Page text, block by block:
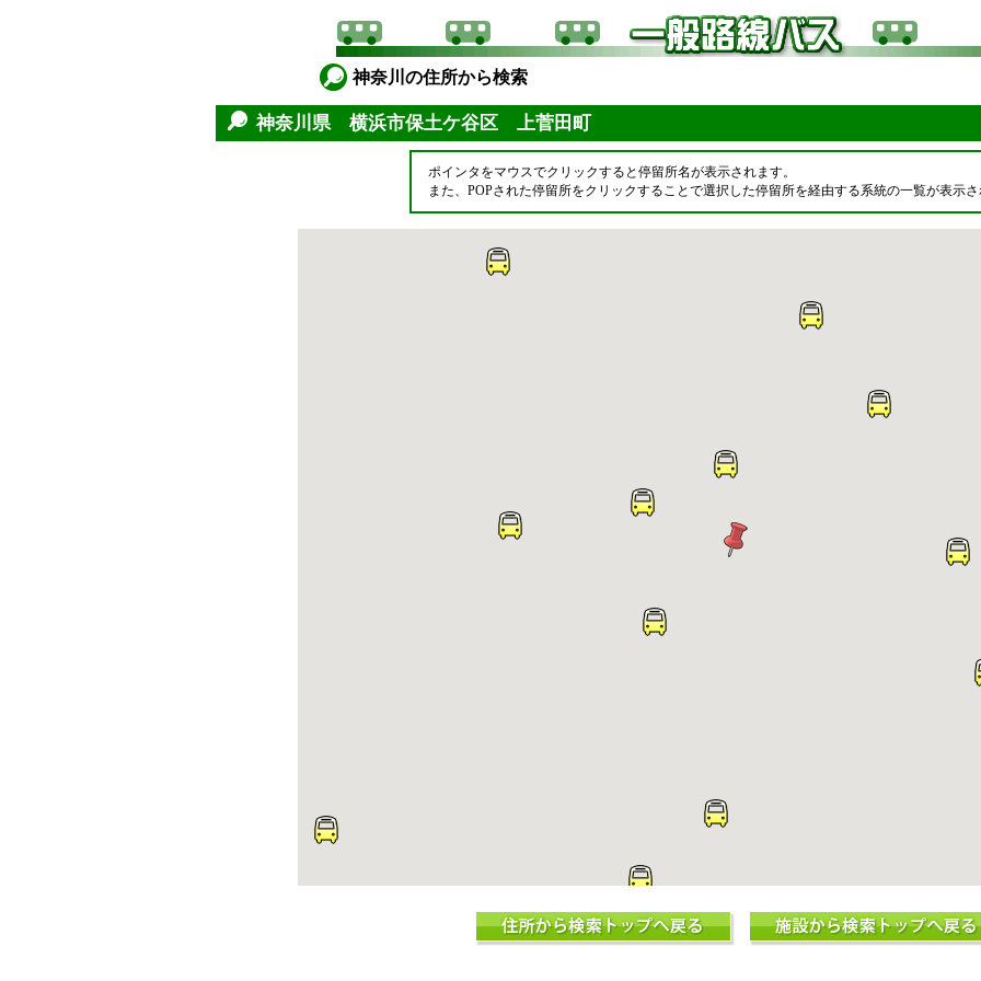
神奈川の住所から検索
神奈川県 横浜市保土ケ谷区 上菅田町
ポインタをマウスでクリックすると停留所名が表示されます。
また、POPされた停留所をクリックすることで選択した停留所を経由する系統の一覧が表示